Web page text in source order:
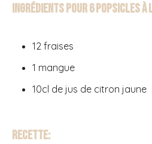
Ingrédients pour 6 popsicles à
12 fraises
1 mangue
10cl de jus de citron jaune
Recette: